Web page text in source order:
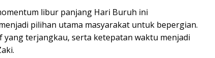
libur panjang Hari Buruh ini
pilihan utama masyarakat untuk bepergian.
yang terjangkau, serta ketepatan waktu menjadi